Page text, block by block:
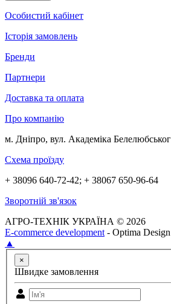
Особистий кабінет
Історія замовлень
Бренди
Партнери
Доставка та оплата
Про компанію
м. Дніпро, вул. Академіка
Схема проїзду
+ 38096 640-72-42; + 38067 650-96-64
Зворотній зв'язок
АГРО-ТЕХНІК УКРАЇНА © 2026
E-commerce development - Optima Design
▲
×
Швидке замовлення